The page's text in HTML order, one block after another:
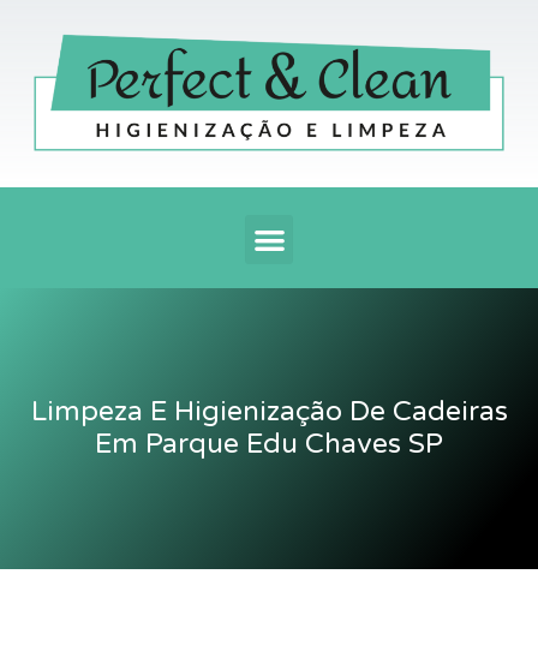
conteúdo
Menu
Limpeza E Higienização De Cadeiras
Em Parque Edu Chaves SP